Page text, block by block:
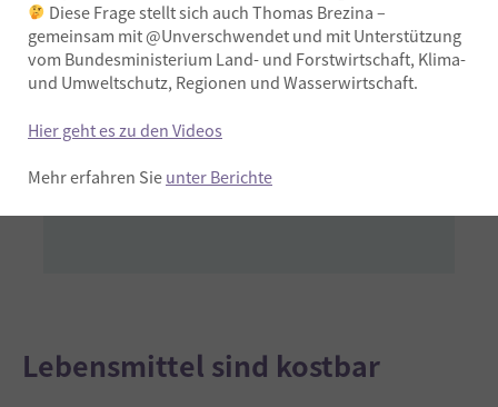
Wolfurt
Schulstraße 2,
Lebensmittel sind kostbar
Diese Frage stellt sich auch Thomas Brezina –
gemeinsam mit @Unverschwendet und mit Unterstützung
vom Bundesministerium Land- und Forstwirtschaft, Klima-
und Umweltschutz, Regionen und Wasserwirtschaft.
Hier geht es zu den Videos
Mehr erfahren Sieunter Berichte